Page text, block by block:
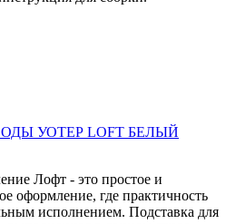
УОТЕР LOFT БЕЛЫЙ
Лофт - это простое и
оформление, где практичность
исполнением. Подставка для